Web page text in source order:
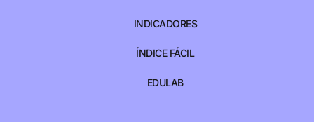
INDICADORES
ÍNDICE FÁCIL
EDULAB